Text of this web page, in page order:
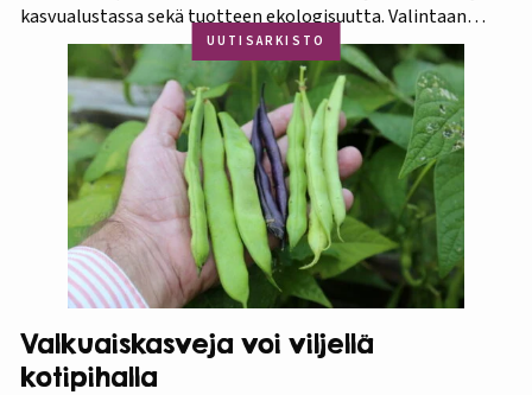
kasvualustassa sekä tuotteen ekologisuutta. Valintaan
vaikuttivat myös luonnonmukaisuus ja kotimaisuus.
Finaaliin päätyneet tuotteet olivat kaikki biohiilipohjaisia.
Kilpailu oli tasainen, mutta Biolan Istutusmulta antaa
ehdottomasti helpoimmin…
UUTISARKISTO
Valkuaiskasveja voi viljellä
kotipihalla